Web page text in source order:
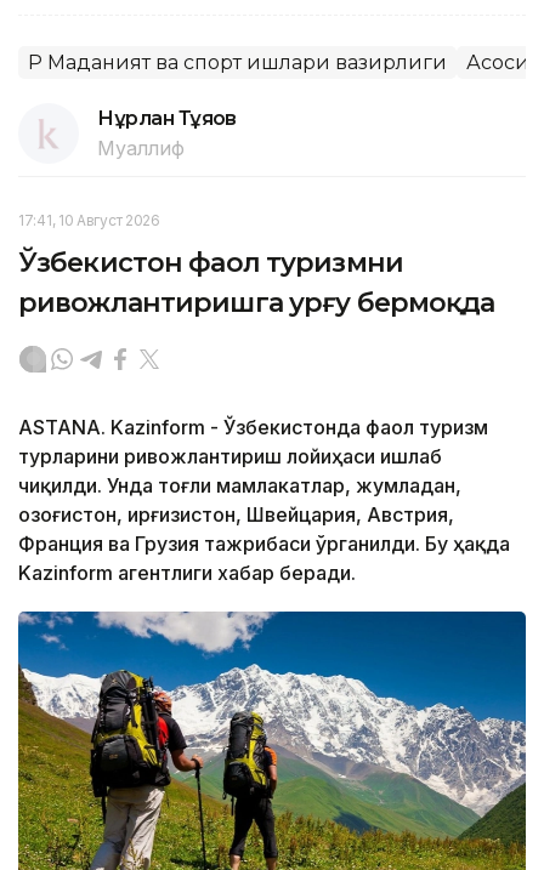
ҚР Маданият ва спорт ишлари вазирлиги
Нұрлан Тұяқов
Муаллиф
17:41, 10 Август 2026
Ўзбекистон фаол туризмни
ривожлантиришга урғу бермоқда
ASTANA. Kazinform - Ўзбекистонда фаол туризм
турларини ривожлантириш лойиҳаси ишлаб
чиқилди. Унда тоғли мамлакатлар, жумладан,
Қозоғистон, Қирғизистон, Швейцария, Австрия,
Франция ва Грузия тажрибаси ўрганилди. Бу ҳақда
Kazinform агентлиги хабар беради.